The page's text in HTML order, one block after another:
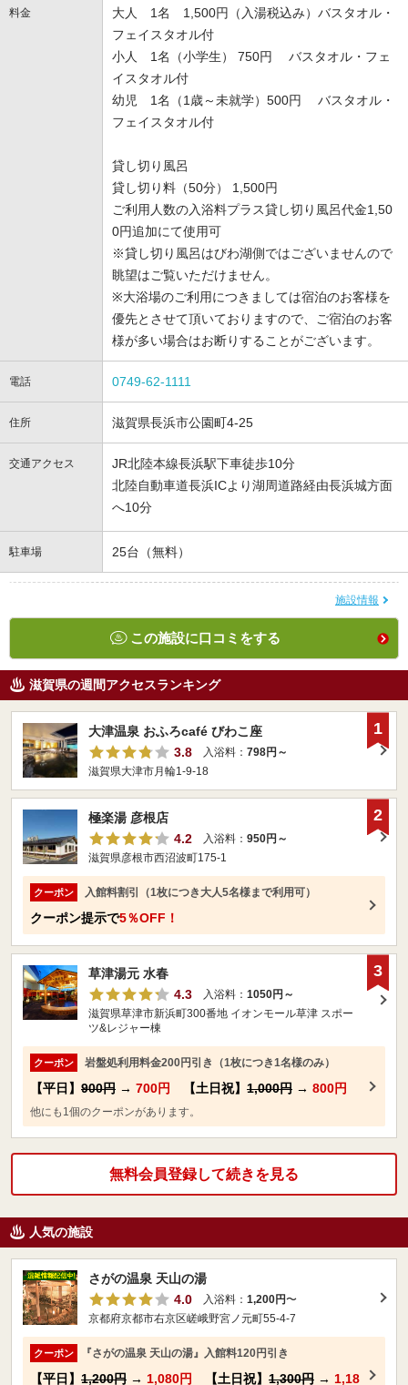
料金
大人 1名 1,500円（入湯税込み）バスタオル・
フェイスタオル付
小人 1名（小学生） 750円 バスタオル・フェ
イスタオル付
幼児 1名（1歳～未就学）500円 バスタオル・
フェイスタオル付
貸し切り風呂
貸し切り料（50分） 1,500円
ご利用人数の入浴料プラス貸し切り風呂代金1,50
0円追加にて使用可
※貸し切り風呂はびわ湖側ではございませんので
眺望はご覧いただけません。
※大浴場のご利用につきましては宿泊のお客様を
優先とさせて頂いておりますので、ご宿泊のお客
様が多い場合はお断りすることがございます。
電話 0749-62-1111
住所 滋賀県長浜市公園町4-25
交通アクセス
JR北陸本線長浜駅下車徒歩10分
北陸自動車道長浜ICより湖周道路経由長浜城方面
へ10分
駐車場 25台（無料）
施設情報
この施設に口コミをする
滋賀県の週間アクセスランキング
大津温泉 おふろcafé びわこ座
3.8
入浴料： 798円～
滋賀県大津市月輪1-9-18
1
極楽湯 彦根店
4.2
入浴料： 950円～
滋賀県彦根市西沼波町175-1
クーポン 入館料割引（1枚につき大人5名様まで利用可）
クーポン提示で5％OFF！
2
草津湯元 水春
4.3
入浴料： 1050円～
滋賀県草津市新浜町300番地 イオンモール草津 スポー
ツ&レジャー棟
クーポン 岩盤処利用料金200円引き（1枚につき1名様のみ）
【平日】 900円 → 700円 【土日祝】 1,000円 → 800円
他にも1個のクーポンがあります。
3
無料会員登録して続きを見る
人気の施設
さがの温泉 天山の湯
4.0
入浴料： 1,200円〜
京都府京都市右京区嵯峨野宮ノ元町55-4-7
クーポン 『さがの温泉 天山の湯』入館料120円引き
【平日】 1,200円 → 1,080円 【土日祝】 1,300円 → 1,18